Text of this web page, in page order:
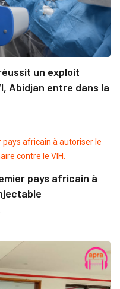
un exploit
Abidjan entre dans la
pays africain à